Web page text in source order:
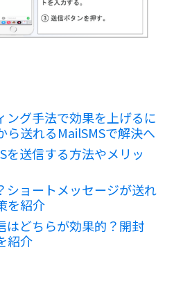
ング手法で効果を上げるに
ら送れるMailSMSで解決へ
を送信する方法やメリッ
ショートメッセージが送れ
を紹介
はどちらが効果的？開封
紹介